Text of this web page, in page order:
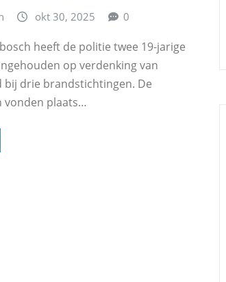
okt 30, 2025 0
heeft de politie twee 19‑jarige
op verdenking van
bij drie brandstichtingen. De
vonden plaats…